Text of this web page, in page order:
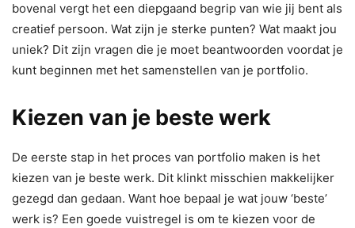
bovenal vergt het een diepgaand begrip van wie jij bent als
creatief persoon. Wat zijn je sterke punten? Wat maakt jou
uniek? Dit zijn vragen die je moet beantwoorden voordat je
kunt beginnen met het samenstellen van je portfolio.
Kiezen van je beste werk
De eerste stap in het proces van portfolio maken is het
kiezen van je beste werk. Dit klinkt misschien makkelijker
gezegd dan gedaan. Want hoe bepaal je wat jouw ‘beste’
werk is? Een goede vuistregel is om te kiezen voor de